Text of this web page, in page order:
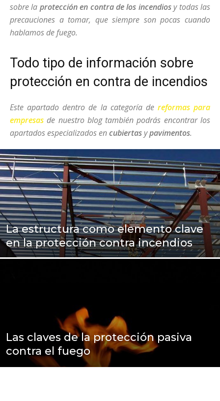
sobre la protección en contra de los incendiosy todas las
precauciones a tomar, que siempre son pocas cuando
hablamos de fuego.
Todo tipo de información sobre
protección en contra de incendios
Este apartado dentro de la categoría de reformas para
empresas de nuestro blog también podrás encontrar los
apartados especializados encubiertas ypavimentos.
La estructura como elemento clave
en la protección contra incendios
Las claves de la protección pasiva
contra el fuego